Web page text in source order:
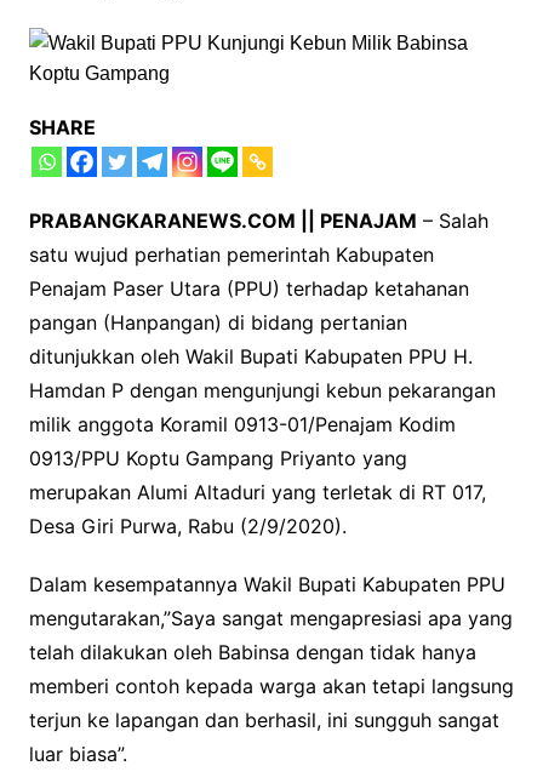
SHARE
PRABANGKARANEWS.COM || PENAJAM – Salah
satu wujud perhatian pemerintah Kabupaten
Penajam Paser Utara (PPU) terhadap ketahanan
pangan (Hanpangan) di bidang pertanian
ditunjukkan oleh Wakil Bupati Kabupaten PPU H.
Hamdan P dengan mengunjungi kebun pekarangan
milik anggota Koramil 0913-01/Penajam Kodim
0913/PPU Koptu Gampang Priyanto yang
merupakan Alumi Altaduri yang terletak di RT 017,
Desa Giri Purwa, Rabu (2/9/2020).
Dalam kesempatannya Wakil Bupati Kabupaten PPU
mengutarakan,”Saya sangat mengapresiasi apa yang
telah dilakukan oleh Babinsa dengan tidak hanya
memberi contoh kepada warga akan tetapi langsung
terjun ke lapangan dan berhasil, ini sungguh sangat
luar biasa”.